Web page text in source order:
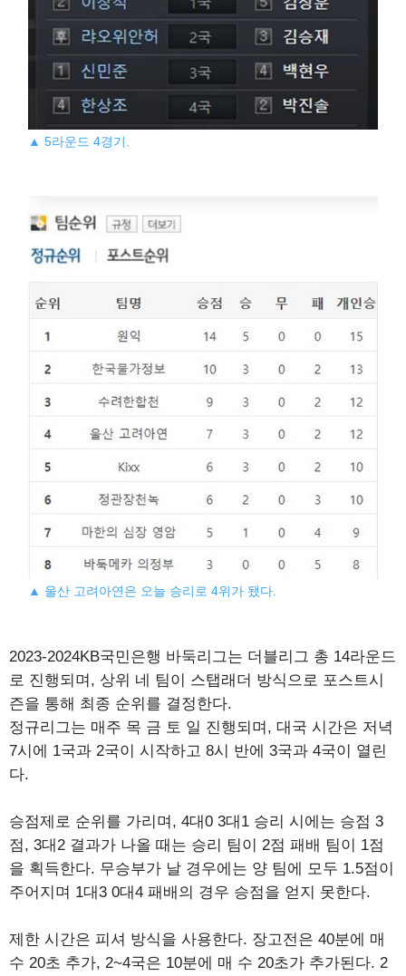
▲ 5라운드 4경기.
▲ 울산 고려아연은 오늘 승리로 4위가 됐다.
2023-2024KB국민은행 바둑리그는 더블리그 총 14라운드
로 진행되며, 상위 네 팀이 스탭래더 방식으로 포스트시
즌을 통해 최종 순위를 결정한다.
정규리그는 매주 목 금 토 일 진행되며, 대국 시간은 저녁
7시에 1국과 2국이 시작하고 8시 반에 3국과 4국이 열린
다.
승점제로 순위를 가리며, 4대0 3대1 승리 시에는 승점 3
점, 3대2 결과가 나올 때는 승리 팀이 2점 패배 팀이 1점
을 획득한다. 무승부가 날 경우에는 양 팀에 모두 1.5점이
주어지며 1대3 0대4 패배의 경우 승점을 얻지 못한다.
제한 시간은 피셔 방식을 사용한다. 장고전은 40분에 매
수 20초 추가, 2~4국은 10분에 매 수 20초가 추가된다. 2